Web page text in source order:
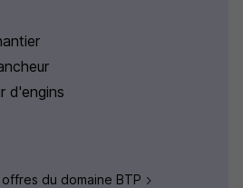
d'engins
du domaine BTP